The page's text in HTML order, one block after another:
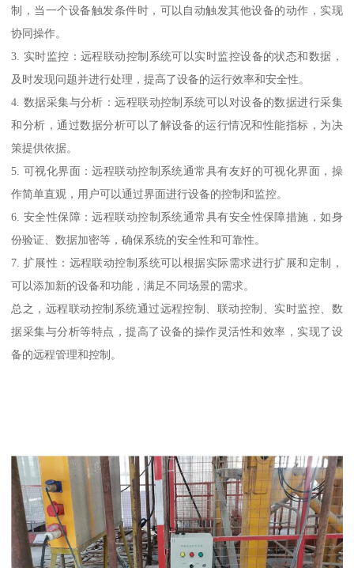
制，当一个设备触发条件时，可以自动触发其他设备的动作，实现
协同操作。
3. 实时监控：远程联动控制系统可以实时监控设备的状态和数据，
及时发现问题并进行处理，提高了设备的运行效率和安全性。
4. 数据采集与分析：远程联动控制系统可以对设备的数据进行采集
和分析，通过数据分析可以了解设备的运行情况和性能指标，为决
策提供依据。
5. 可视化界面：远程联动控制系统通常具有友好的可视化界面，操
作简单直观，用户可以通过界面进行设备的控制和监控。
6. 安全性保障：远程联动控制系统通常具有安全性保障措施，如身
份验证、数据加密等，确保系统的安全性和可靠性。
7. 扩展性：远程联动控制系统可以根据实际需求进行扩展和定制，
可以添加新的设备和功能，满足不同场景的需求。
总之，远程联动控制系统通过远程控制、联动控制、实时监控、数
据采集与分析等特点，提高了设备的操作灵活性和效率，实现了设
备的远程管理和控制。